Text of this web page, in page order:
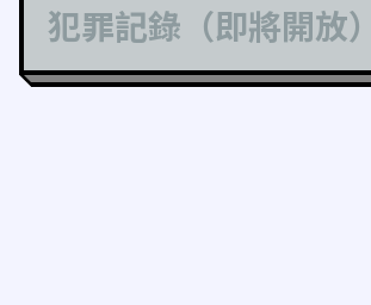
犯罪記錄（即將開放）